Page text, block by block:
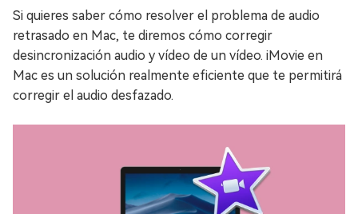
Si quieres saber cómo resolver el problema de audio
retrasado en Mac, te diremos cómo corregir
desincronización audio y vídeo de un vídeo. iMovie en
Mac es un solución realmente eficiente que te permitirá
corregir el audio desfazado.